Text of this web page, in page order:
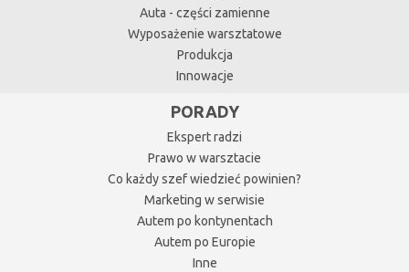
Auta - części zamienne
Wyposażenie warsztatowe
Produkcja
Innowacje
PORADY
Ekspert radzi
Prawo w warsztacie
Co każdy szef wiedzieć powinien?
Marketing w serwisie
Autem po kontynentach
Autem po Europie
Inne